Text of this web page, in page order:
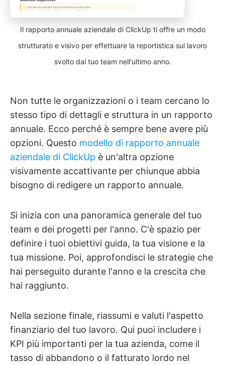
Il rapporto annuale aziendale di ClickUp ti offre un modo
strutturato e visivo per effettuare la reportistica sul lavoro
svolto dal tuo team nell'ultimo anno.
Non tutte le organizzazioni o i team cercano lo
stesso tipo di dettagli e struttura in un rapporto
annuale. Ecco perché è sempre bene avere più
opzioni. Questo modello di rapporto annuale
aziendale di ClickUp è un'altra opzione
visivamente accattivante per chiunque abbia
bisogno di redigere un rapporto annuale.
Si inizia con una panoramica generale del tuo
team e dei progetti per l'anno. C'è spazio per
definire i tuoi obiettivi guida, la tua visione e la
tua missione. Poi, approfondisci le strategie che
hai perseguito durante l'anno e la crescita che
hai raggiunto.
Nella sezione finale, riassumi e valuti l'aspetto
finanziario del tuo lavoro. Qui puoi includere i
KPI più importanti per la tua azienda, come il
tasso di abbandono o il fatturato lordo nel